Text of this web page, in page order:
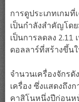
การดูประเภทเกมที่
เป็นกำลังสำคัญโด
เป็นการลดลง 2.11
ดอลลาร์ที่สร้างขึ้น
จำนวนเครื่องจักร
เครื่อง ซึ่งแสดงถึง
คาสิโนหนึ่งปีก่อนห